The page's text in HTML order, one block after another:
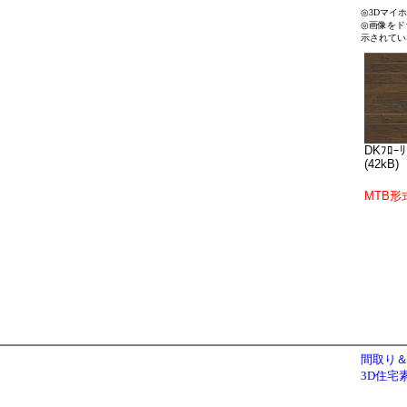
◎3Dマイ
◎画像をド
示されて
DKﾌﾛｰ
(42kB)
MTB形
間取り
3D住宅